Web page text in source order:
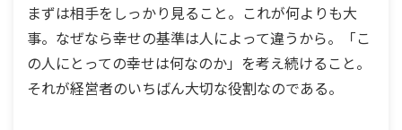
まずは相手をしっかり見ること。これが何よりも大
事。なぜなら幸せの基準は人によって違うから。「こ
の人にとっての幸せは何なのか」を考え続けること。
それが経営者のいちばん大切な役割なのである。